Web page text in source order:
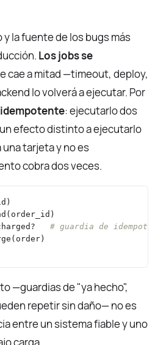
la fuente de los bugs más
Los jobs se
cae a mitad —timeout, deploy,
lo volverá a ejecutar. Por
: ejecutarlo dos
efecto distinto a ejecutarlo
una tarjeta y no es
cobra dos veces.
# guardia de
—guardias de "ya hecho",
repetir sin daño— no es
entre un sistema fiable y uno